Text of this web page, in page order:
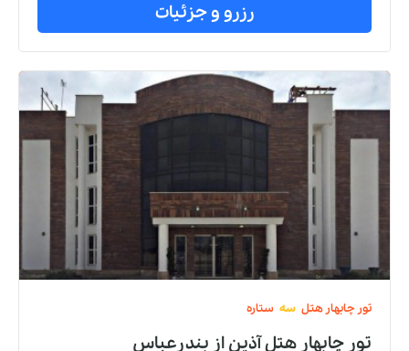
رزرو و جزئیات
تور چابهار هتل سه ستاره
تور چابهار هتل آذیناز بندرعباس